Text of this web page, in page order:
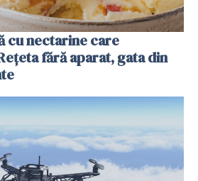
cu nectarine care
fără aparat, gata din